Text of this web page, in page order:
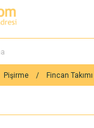
Pişirme Fincan Takımı